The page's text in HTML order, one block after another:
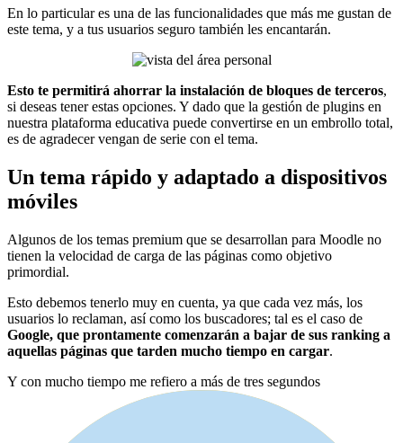
En lo particular es una de las funcionalidades que más me gustan de
este tema, y a tus usuarios seguro también les encantarán.
Esto te permitirá ahorrar la instalación de bloques de terceros,
si deseas tener estas opciones. Y dado que la gestión de plugins en
nuestra plataforma educativa puede convertirse en un embrollo total,
es de agradecer vengan de serie con el tema.
Un tema rápido y adaptado a dispositivos
móviles
Algunos de los temas premium que se desarrollan para Moodle no
tienen la velocidad de carga de las páginas como objetivo
primordial.
Esto debemos tenerlo muy en cuenta, ya que cada vez más, los
usuarios lo reclaman, así como los buscadores; tal es el caso de
Google, que prontamente comenzarán a bajar de sus ranking a
aquellas páginas que tarden mucho tiempo en cargar.
Y con mucho tiempo me refiero a más de tres segundos